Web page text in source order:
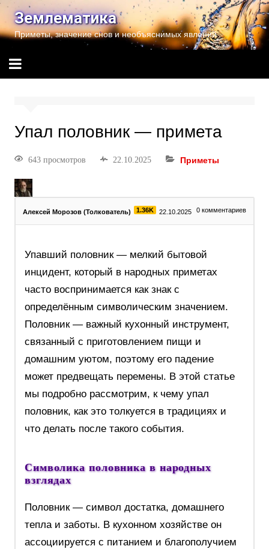
Землематика
Приметы, значение снов и необъяснимых явлений
Упал половник — примета
643 просмотров 22.10.2025 Приметы
Алексей Морозов (Толкователь) 1.36K 22.10.2025 0 комментариев
Упавший половник — мелкий бытовой
инцидент, который в народных приметах
часто воспринимается как знак с
определённым символическим значением.
Половник — важный кухонный инструмент,
связанный с приготовлением пищи и
домашним уютом, поэтому его падение
может предвещать перемены. В этой статье
мы подробно рассмотрим, к чему упал
половник, как это толкуется в традициях и
что делать после такого события.
Символика половника в народных
взглядах
Половник — символ достатка, домашнего
тепла и заботы. В кухонном хозяйстве он
ассоциируется с питанием и благополучием